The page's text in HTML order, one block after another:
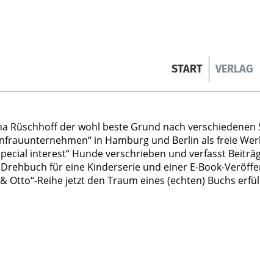
START VERLAG
Rüschhoff der wohl beste Grund nach
in Hamburg und Berlin als freie
interest“ Hunde verschrieben und verfasst
für eine Kinderserie und einer E-Book-
Otto“-Reihe jetzt den Traum eines (echten) Buchs